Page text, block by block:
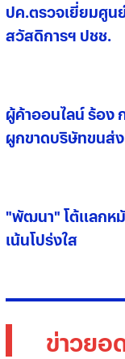
ปค.ตรวจเยี่ยมศูน
สวัสดิการฯ ปชช.
ผู้ค้าออนไลน์ ร้อ
ผูกขาดบริษัทขนส่ง
"พัฒนา" โต้แลกห
เน้นโปร่งใส
ข่าวยอ